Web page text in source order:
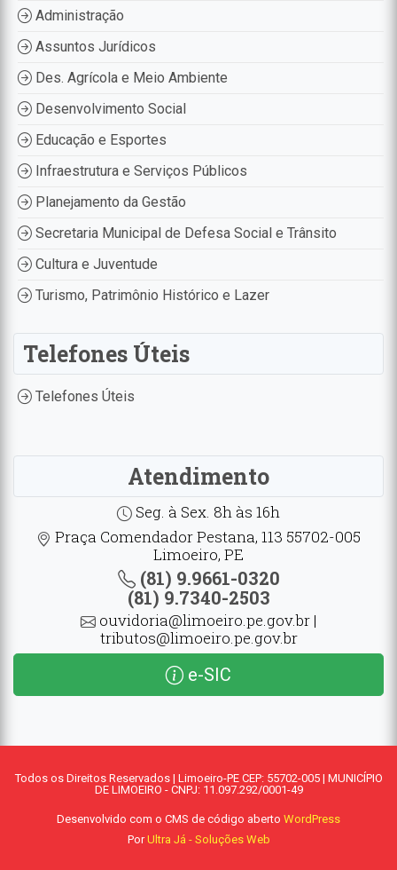
Administração
Assuntos Jurídicos
Des. Agrícola e Meio Ambiente
Desenvolvimento Social
Educação e Esportes
Infraestrutura e Serviços Públicos
Planejamento da Gestão
Secretaria Municipal de Defesa Social e Trânsito
Cultura e Juventude
Turismo, Patrimônio Histórico e Lazer
Telefones Úteis
Telefones Úteis
Atendimento
Seg. à Sex. 8h às 16h
Praça Comendador Pestana, 113 55702-005
Limoeiro, PE
(81) 9.9661-0320
(81) 9.7340-2503
ouvidoria@limoeiro.pe.gov.br |
tributos@limoeiro.pe.gov.br
e-SIC
Todos os Direitos Reservados | Limoeiro-PE CEP: 55702-005 | MUNICÍPIO
DE LIMOEIRO - CNPJ: 11.097.292/0001-49
Desenvolvido com o CMS de código aberto WordPress
PorUltra Já - Soluções Web